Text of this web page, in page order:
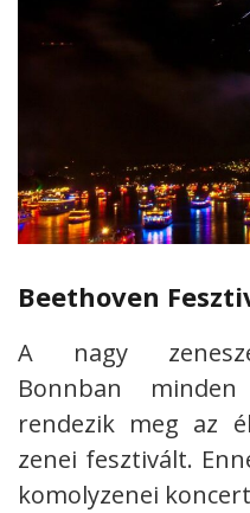
Beethoven
A nagy
Bonnban
rendezik meg az
zenei fesztivált.
komolyzenei